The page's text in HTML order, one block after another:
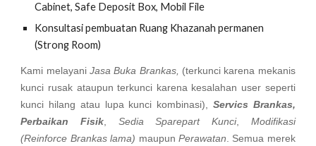
Cabinet, Safe Deposit Box, Mobil File
Konsultasi pembuatan Ruang Khazanah permanen
(Strong Room)
Kami melayaniJasa Buka Brankas, (terkunci karena mekanis
kunci rusak ataupun terkunci karena kesalahan user seperti
kunci hilang atau lupa kunci kombinasi), Servics Brankas,
Perbaikan Fisik
Sedia Sparepart Kunci, Modifikasi
(Reinforce Brankas lama) maupun Perawatan . Semua merek